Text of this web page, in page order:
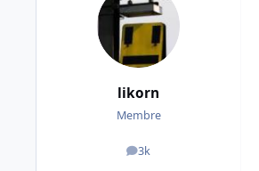
likorn
Membre
3k
messages